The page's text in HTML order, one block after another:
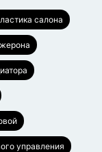
салона
управления